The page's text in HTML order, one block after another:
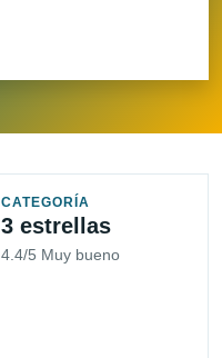
CATEGORÍA
3 estrellas
4.4/5 Muy bueno